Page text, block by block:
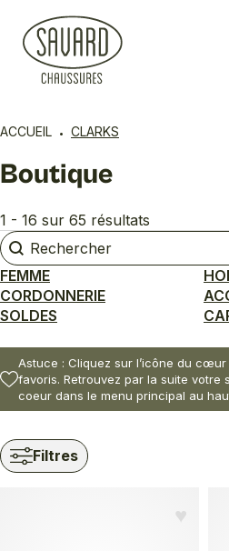
ACCUEIL CLARKS
Boutique
1 - 16 sur 65 résultats
Rechercher
Rechercher
FEMME
CORDONNERIE
SOLDES
Astuce : Cliquez sur l’icône du
favoris. Retrouvez par la suite votre
coeur dans le menu principal au
Filtres
♥︎